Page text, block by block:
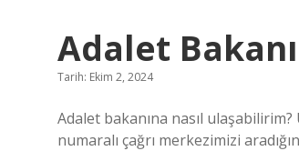
Adalet
Tarih: Ekim 2, 2024
Adalet bakanına nasıl
numaralı çağrı merkezimizi